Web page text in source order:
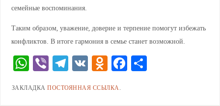
семейные воспоминания.
Таким образом, уважение, доверие и терпение помогут избежать
конфликтов. В итоге гармония в семье станет возможной.
W
at
Vi
er
T
e
V O
n
F О
ЗАКЛАДКАПОСТОЯННАЯ ССЫЛКА.